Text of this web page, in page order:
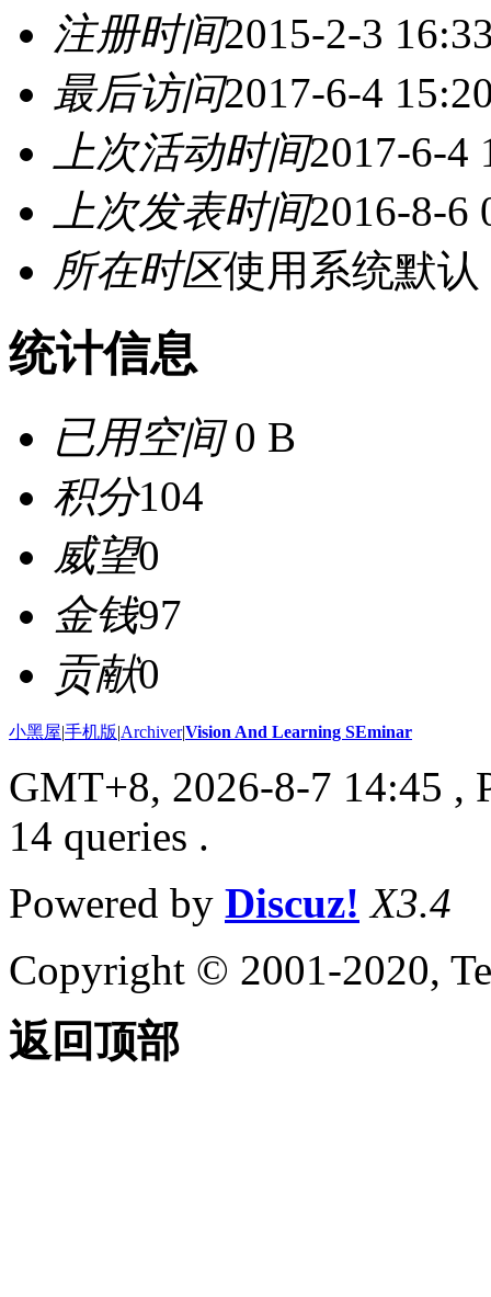
注册时间2015-2-3
最后访问2017-6-4
上次活动时间2017-6-4
上次发表时间2016-8-6
所在时区使用系统默认
统计信息
已用空间0 B
积分104
威望0
金钱97
贡献0
小黑屋|手机版|Archiver|Vision And Learning SEminar
GMT+8, 2026-8-7 14:45 ,
14 queries .
Powered by Discuz! X3.4
Copyright © 2001-2020,
返回顶部